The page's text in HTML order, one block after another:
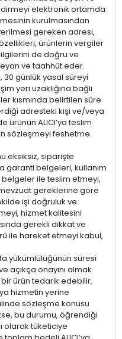
elektronik ortamda
kurulmasından
gereken adresi,
ürünlerin vergiler
de doğru ve
ve taahhüt eder.
30 günlük yasal süreyi
yeri uzaklığına bağlı
kısmında belirtilen süre
adresteki kişi ve/veya
ürünün ALICI’ya teslim
sözleşmeyi feshetme
eksiksiz, siparişte
garanti belgeleri, kullanım
belgeler ile teslim etmeyi,
gereklerine göre
işi doğruluk ve
hizmet kalitesini
gerekli dikkat ve
ile hareket etmeyi kabul,
yükümlülüğünün süresi
açıkça onayını almak
ürün tedarik edebilir.
hizmetin yerine
sözleşme konusu
bu durumu, öğrendiği
olarak tüketiciye